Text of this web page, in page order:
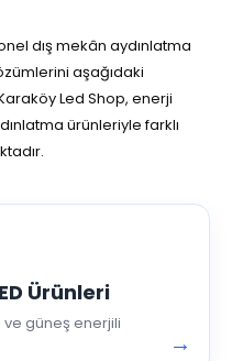
dış mekân aydınlatma
aşağıdaki
Led Shop, enerji
ürünleriyle farklı
Ürünleri
ve güneş enerjili
→